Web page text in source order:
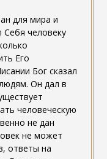
для мира и
человеку
Его
Бог сказал
Он дал в
человеческую
не дан
не может
ответы на